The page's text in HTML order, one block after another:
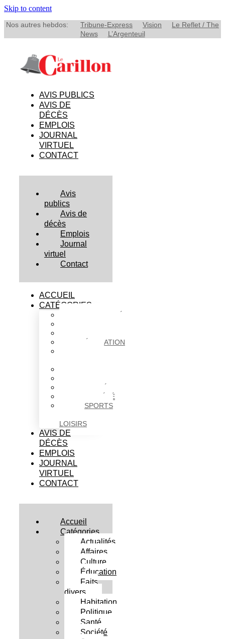
Skip to content
Nos autres hebdos: Tribune-Express Vision
Le Reflet / The
News
L’Argenteuil
AVIS PUBLICS
AVIS DE
DÉCÈS
EMPLOIS
JOURNAL
VIRTUEL
CONTACT
Avis
publics
Avis de
décès
Emplois
Journal
virtuel
Contact
ACCUEIL
CATÉGORIES
ÉDUCATION
SOCIÉTÉ
SPORTS
LOISIRS
AVIS DE
DÉCÈS
EMPLOIS
JOURNAL
VIRTUEL
CONTACT
Accueil
Catégories
Actualités
Affaires
Culture
Éducation
Faits
divers
Habitation
Politique
Santé
Société